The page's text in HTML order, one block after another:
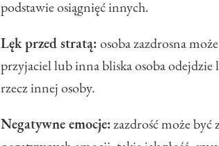
podstawie osiągnięć innych.
Lęk przed stratą: osoba zazdrosna
przyjaciel lub inna bliska osoba odejdzie
rzecz innej osoby.
Negatywne emocje:zazdrość może